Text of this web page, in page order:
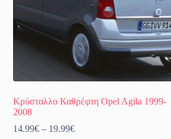
Κρύσταλλο Καθρέφτη Opel Agila 1999-
2008
14.99€ – 19.99€Price